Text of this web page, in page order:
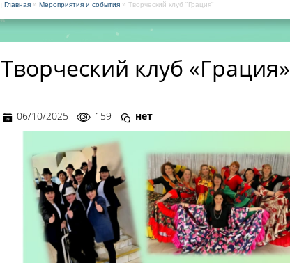
Главная » Мероприятия и события » Творческий клуб "Грация"
Творческий клуб «Грация»
06/10/2025 159 нет